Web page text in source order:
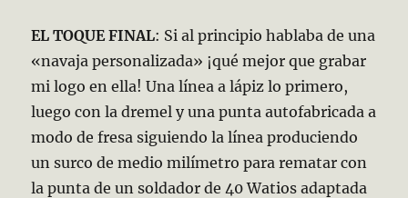
EL TOQUE FINAL: Si al principio hablaba de una
«navaja personalizada» ¡qué mejor que grabar
mi logo en ella! Una línea a lápiz lo primero,
luego con la dremel y una punta autofabricada a
modo de fresa siguiendo la línea produciendo
un surco de medio milímetro para rematar con
la punta de un soldador de 40 Watios adaptada